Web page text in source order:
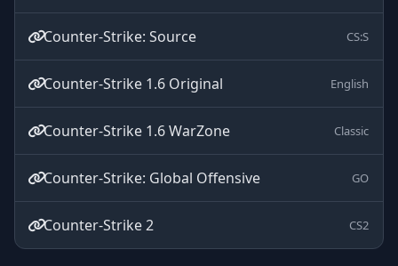
Counter-Strike: Source CS:S
Counter-Strike 1.6 Original English
Counter-Strike 1.6 WarZone Classic
Counter-Strike: Global Offensive GO
Counter-Strike 2 CS2